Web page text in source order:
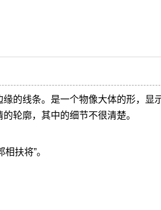
的线条。是一个物像大体的形，显
轮廓，其中的细节不很清楚。
扶将”。